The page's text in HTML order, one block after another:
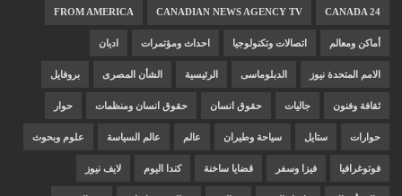
CANADA 24
CANADIAN NEWS AGENCY TV
FROM AMERICA
أماكن ومعالم اتصالات وتكنولوجيا احداث ومؤتمرات اديان
الامم المتحدة نيوز الدبلوماسى الرئيسية الشأن المصرى بروفايل
ثقافة وفنون جاليات حقوق انسان حقوق انسان ومنظمات حوار
حوارات ستايل سياحة وطيران عالم عالم السياسة علوم وبحوث
فوتوغرافيا فيزا وسفر قضايا ساخنة كندا اليوم لايف نيوز